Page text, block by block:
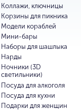
Коллажи, ключницы
Корзины для пикника
Модели кораблей
Мини-бары
Наборы для шашлыка
Нарды
Ночники (3D
светильники)
Посуда для алкоголя
Посуда для кухни
Подарки для женщин